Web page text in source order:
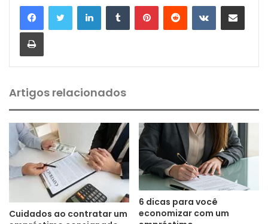
Artigos relacionados
Cuidados ao contratar um
6 dicas para você
economizar com um